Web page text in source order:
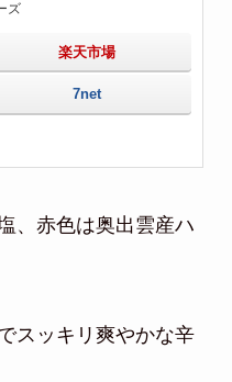
ズ
楽天市場
7net
、赤色は奥出雲産ハ
スッキリ爽やかな辛